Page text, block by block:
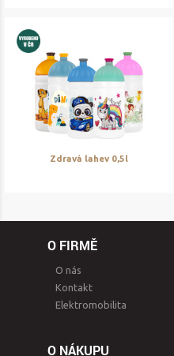
Zdravá lahev 0,5l
O FIRMĚ
O nás
Kontakt
Elektromobilita
O NÁKUPU